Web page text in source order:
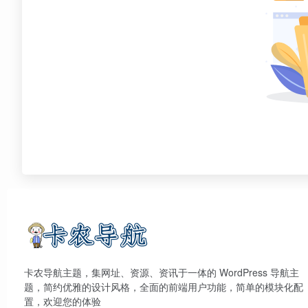
卡农导航主题，集网址、资源、资讯于一体的 WordPress 导航主
题，简约优雅的设计风格，全面的前端用户功能，简单的模块化配
置，欢迎您的体验